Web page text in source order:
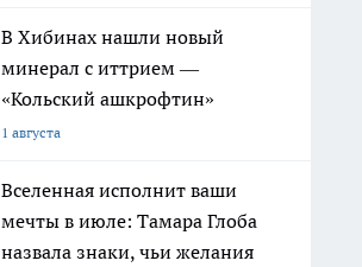
В Хибинах нашли новый
минерал с иттрием —
«Кольский ашкрофтин»
1 августа
Вселенная исполнит ваши
мечты в июле: Тамара Глоба
назвала знаки, чьи желания